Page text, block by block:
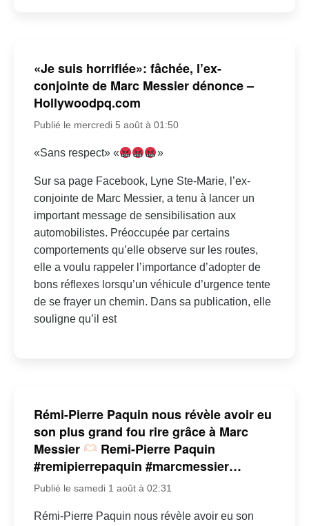
«Je suis horrifiée»: fâchée, l’ex-
conjointe de Marc Messier dénonce –
Hollywoodpq.com
Publié le mercredi 5 août à 01:50
«Sans respect» « »
Sur sa page Facebook, Lyne Ste-Marie, l’ex-
conjointe de Marc Messier, a tenu à lancer un
important message de sensibilisation aux
automobilistes. Préoccupée par certains
comportements qu’elle observe sur les routes,
elle a voulu rappeler l’importance d’adopter de
bons réflexes lorsqu’un véhicule d’urgence tente
de se frayer un chemin. Dans sa publication, elle
souligne qu’il est
Rémi-Pierre Paquin nous révèle avoir eu
son plus grand fou rire grâce à Marc
Messier
Remi-Pierre Paquin
#remipierrepaquin #marcmessier…
Publié le samedi 1 août à 02:31
Rémi-Pierre Paquin nous révèle avoir eu son